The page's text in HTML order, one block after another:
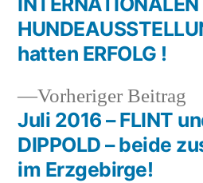
Vorheriger Beitrag
Juli 2016 – FLINT
DIPPOLD – beide
im Erzgebirge!
hatten ERFOLG !